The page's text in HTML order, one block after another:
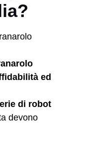
ed
di robot
devono